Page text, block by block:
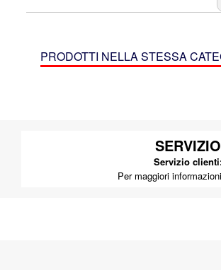
PRODOTTI NELLA STESSA
SERVIZIO
Servizio
Per maggiori